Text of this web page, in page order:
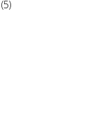
(5)